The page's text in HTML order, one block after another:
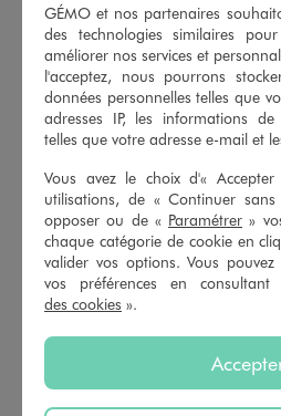
4.6/5
Basé sur 14
avis soumis à un
contrôle
5étoiles
9
étoiles
5
3étoiles
0
2étoiles
0
1étoile
GÉMO et nos partenaires
des technologies similaires
améliorer nos services et
l'acceptez, nous pourrons
données personnelles telles que
adresses IP, les informations
telles que votre adresse e-mail et
Vous avez le choix d'«
utilisations, de « Continuer
opposer ou de « Paramétrer »
chaque catégorie de cookie en
valider vos options. Vous
vos préférences en
des cookies ».